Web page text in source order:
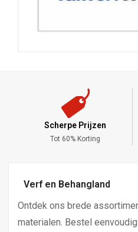
Scherpe Prijzen
Tot 60% Korting
Verf en Behangland
Ontdek ons brede
materialen. Bestel